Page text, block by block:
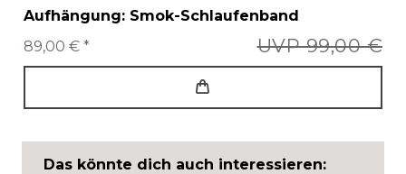
Aufhängung: Smok-Schlaufenband
UVP 99,00 €
89,00 € *
Das könnte dich auch interessieren: